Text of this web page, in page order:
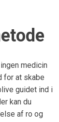
medicin
for at skabe
guidet ind i
kan du
af ro og